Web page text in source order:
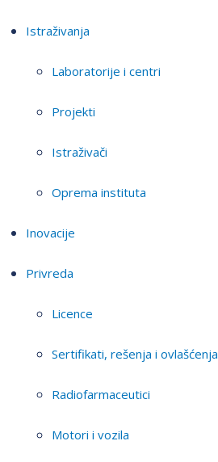
Istraživanja
Laboratorije i centri
Projekti
Istraživači
Oprema instituta
Inovacije
Privreda
Licence
Sertifikati, rešenja i ovlašćenja
Radiofarmaceutici
Motori i vozila